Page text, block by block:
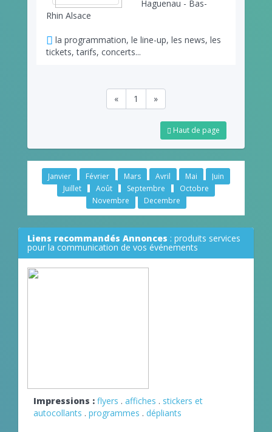
Haguenau - Bas-
Rhin Alsace
la programmation, le line-up, les news, les
tickets, tarifs, concerts...
« 1 »
Haut de page
Janvier Février Mars Avril Mai
Juin
Juillet
Août Septembre
Octobre
Novembre
Decembre
Liens recommandés Annonces : produits services
pour la communication de vos événements
Impressions : flyers . affiches . stickers et
autocollants . programmes . dépliants